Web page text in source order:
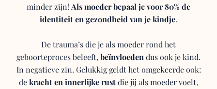
minder zijn! Als moeder bepaal je voor 80% de
identiteit en gezondheid van je kindje.
De trauma’s die je als moeder rond het
geboorteproces beleeft,beïnvloedendus ook je kind.
In negatieve zin. Gelukkig geldt het omgekeerde ook:
dekracht en innerlijke rustdie jij als moeder voelt,